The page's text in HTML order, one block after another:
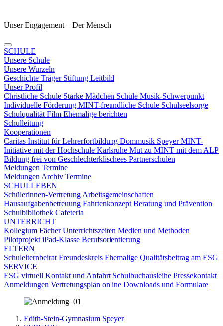
Unser Engagement – Der Mensch
SCHULE
Unsere Schule
Unsere Wurzeln
Geschichte Träger Stiftung Leitbild
Unser Profil
Christliche Schule Starke Mädchen Schule Musik-Schwerpunkt
Individuelle Förderung MINT-freundliche Schule Schulseelsorge
Schulqualität Film Ehemalige berichten
Schulleitung
Kooperationen
Caritas Institut für Lehrerfortbildung Dommusik SpeyerMINT-
Initiative mit der Hochschule Karlsruhe Mut zu MINT mit dem ALP
Bildung frei von Geschlechterklischees Partnerschulen
Meldungen Termine
Meldungen Archiv Termine
SCHULLEBEN
Schülerinnen-Vertretung Arbeitsgemeinschaften
Hausaufgabenbetreuung Fahrtenkonzept Beratung und Prävention
Schulbibliothek Cafeteria
UNTERRICHT
Kollegium FächerUnterrichtszeiten Medien und Methoden
Pilotprojekt iPad-Klasse Berufsorientierung
ELTERN
Schulelternbeirat Freundeskreis Ehemalige Qualitätsbeitrag am ESG
SERVICE
ESG virtuell Kontakt und Anfahrt Schulbuchausleihe Pressekontakt
Anmeldungen Vertretungsplan online Downloads und Formulare
Edith-Stein-Gymnasium Speyer